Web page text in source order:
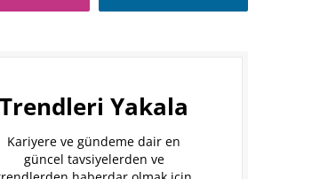
Trendleri Yakala
Kariyere ve gündeme dair en
güncel tavsiyelerden ve